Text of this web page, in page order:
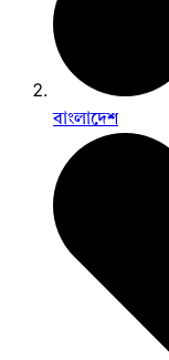
বাংলাদেশ